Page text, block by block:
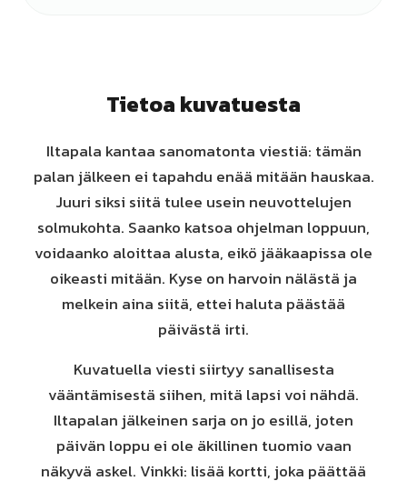
Tietoa kuvatuesta
Iltapala kantaa sanomatonta viestiä: tämän
palan jälkeen ei tapahdu enää mitään hauskaa.
Juuri siksi siitä tulee usein neuvottelujen
solmukohta. Saanko katsoa ohjelman loppuun,
voidaanko aloittaa alusta, eikö jääkaapissa ole
oikeasti mitään. Kyse on harvoin nälästä ja
melkein aina siitä, ettei haluta päästää
päivästä irti.
Kuvatuella viesti siirtyy sanallisesta
vääntämisestä siihen, mitä lapsi voi nähdä.
Iltapalan jälkeinen sarja on jo esillä, joten
päivän loppu ei ole äkillinen tuomio vaan
näkyvä askel. Vinkki: lisää kortti, joka päättää